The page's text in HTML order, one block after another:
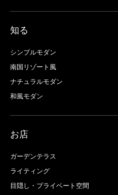
知る
シンプルモダン
南国リゾート風
ナチュラルモダン
和風モダン
お店
ガーデンテラス
ライティング
目隠し・プライベート空間